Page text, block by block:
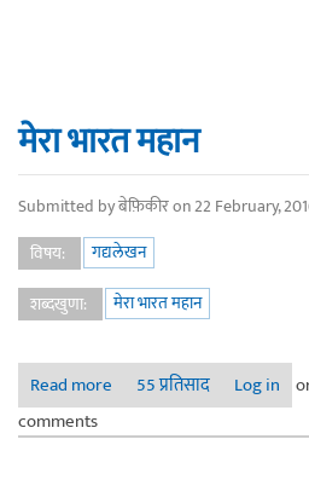
मेरा भारत महान
Submitted byबेफ़िकीरon 22 February,
विषय:
गद्यलेखन
शब्दखुणा:
मेरा भारत महान
Read more about मेरा भारत महान
55 प्रतिसाद Log in
comments